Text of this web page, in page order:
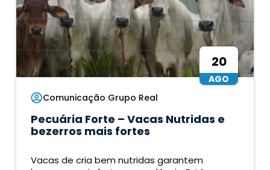
20
AGO
Comunicação Grupo Real
Pecuária Forte – Vacas Nutridas e
bezerros mais fortes
Vacas de cria bem nutridas garantem